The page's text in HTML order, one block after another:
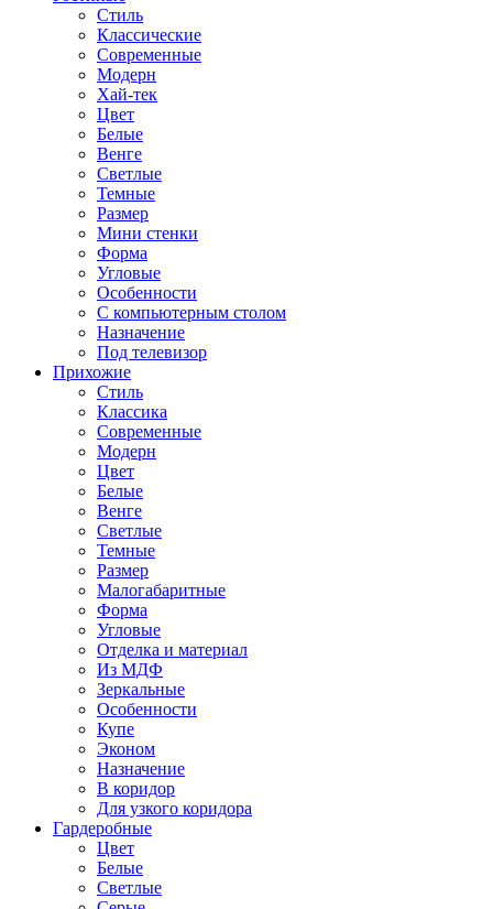
Стиль
Классические
Современные
Модерн
Хай-тек
Цвет
Белые
Венге
Светлые
Темные
Размер
Мини стенки
Форма
Угловые
Особенности
С компьютерным столом
Назначение
Под телевизор
Прихожие
Стиль
Классика
Современные
Модерн
Цвет
Белые
Венге
Светлые
Темные
Размер
Малогабаритные
Форма
Угловые
Отделка и материал
Из МДФ
Зеркальные
Особенности
Купе
Эконом
Назначение
В коридор
Для узкого коридора
Гардеробные
Цвет
Белые
Светлые